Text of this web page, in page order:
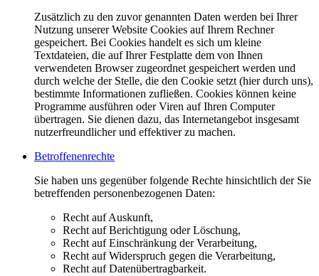
Zusätzlich zu den zuvor genannten Daten werden bei Ihrer
Nutzung unserer Website Cookies auf Ihrem Rechner
gespeichert. Bei Cookies handelt es sich um kleine
Textdateien, die auf Ihrer Festplatte dem von Ihnen
verwendeten Browser zugeordnet gespeichert werden und
durch welche der Stelle, die den Cookie setzt (hier durch uns),
bestimmte Informationen zufließen. Cookies können keine
Programme ausführen oder Viren auf Ihren Computer
übertragen. Sie dienen dazu, das Internetangebot insgesamt
nutzerfreundlicher und effektiver zu machen.
Betroffenenrechte
Sie haben uns gegenüber folgende Rechte hinsichtlich der Sie
betreffenden personenbezogenen Daten:
Recht auf Auskunft,
Recht auf Berichtigung oder Löschung,
Recht auf Einschränkung der Verarbeitung,
Recht auf Widerspruch gegen die Verarbeitung,
Recht auf Datenübertragbarkeit.